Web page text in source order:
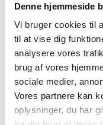
Denne hjemmeside
Vi bruger cookies til
til at vise dig
analysere vores
brug af vores
sociale medier,
Vores partnere kan
oplysninger, du har
bare druknede i
muligheder for
festlige stemning
bedre priser og
Så uanset om I
fejre, at I kom
hos Bella Sky det